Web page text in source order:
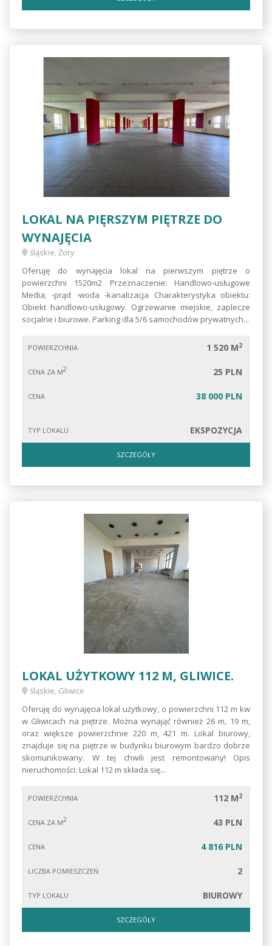
LOKAL NA PIĘRSZYM PIĘTRZE DO
WYNAJĘCIA
śląskie, Żory
Oferuję do wynajęcia lokal na pierwszym piętrze o
powierzchni 1520m2 Przeznaczenie: Handlowo-usługowe
Media; -prąd -woda -kanalizacja Charakterystyka obiektu:
Obiekt handlowo-usługowy. Ogrzewanie miejskie, zaplecze
socjalne i biurowe. Parking dla 5/6 samochodów prywatnych...
POWIERZCHNIA 1 520 M2
CENA ZA M2 25 PLN
CENA 38 000 PLN
TYP LOKALU EKSPOZYCJA
SZCZEGÓŁY
LOKAL UŻYTKOWY 112 M, GLIWICE.
śląskie, Gliwice
Oferuję do wynajęcia lokal użytkowy, o powierzchni 112 m kw
w Gliwicach na piętrze. Można wynająć również 26 m, 19 m,
oraz większe powierzchnie 220 m, 421 m. Lokal biurowy,
znajduje się na piętrze w budynku biurowym bardzo dobrze
skomunikowany. W tej chwili jest remontowany! Opis
nieruchomości: Lokal 112 m składa się...
POWIERZCHNIA 112 M2
CENA ZA M2 43 PLN
CENA 4 816 PLN
LICZBA POMIESZCZEŃ 2
TYP LOKALU BIUROWY
SZCZEGÓŁY